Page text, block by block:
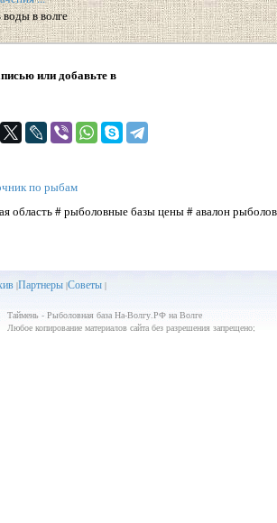
в волге
или добавьте в
по рыбам
область # рыболовные базы цены # авалон
|Партнеры|Советы|
Таймень - Рыболовная база На-Волгу.РФ на Волге
Любое копирование материалов сайта без разрешения запрещено;